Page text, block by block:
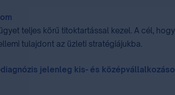
teljes körű titoktartással kezel. A cél,
tulajdont az üzleti stratégiájukba.
jelenleg kis- és